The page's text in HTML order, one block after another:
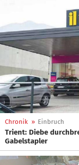
Chronik » Einbruch
Trient: Diebe
Gabelstapler